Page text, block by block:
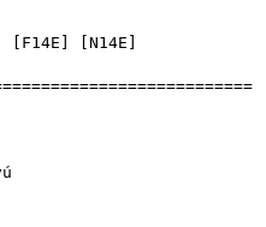
F14E N14E
- középtávú